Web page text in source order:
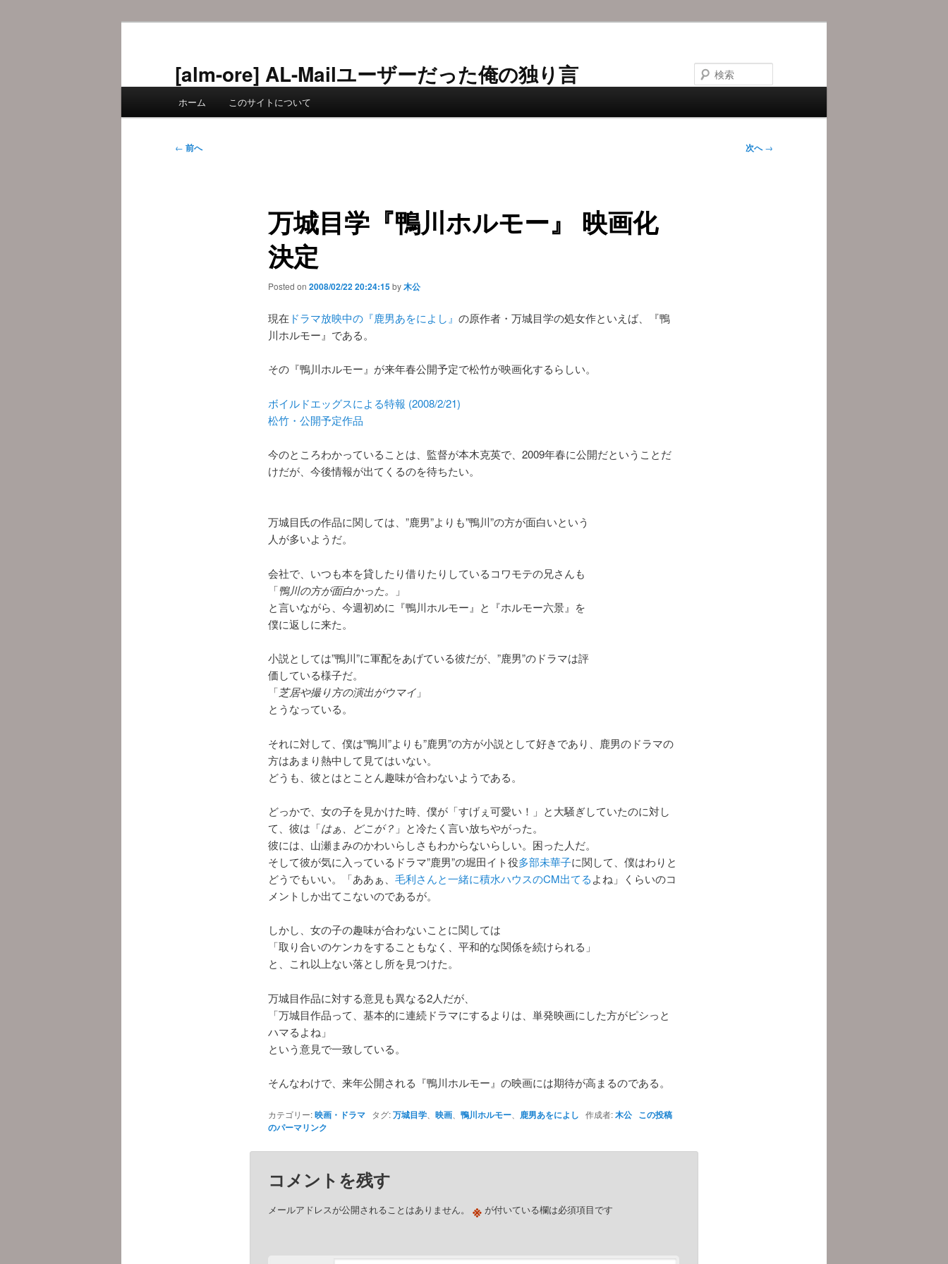
[alm-ore] AL-Mailユーザーだった俺の独り言
索
ホーム このサイトについて
投
← 前へ 次へ→
万城目学『鴨川ホルモー』 映画化
決定
Posted on 2008/02/22 20:24:15by木公
現在 ドラマ放映中の『鹿男あをによし』 の原作者・万城目学の処女作といえば、『鴨
川ホルモー』である。
その『鴨川ホルモー』が来年春公開予定で松竹が映画化するらしい。
ボイルドエッグスによる特報 (2008/2/21)
松竹・公開予定作品
今のところわかっていることは、監督が本木克英で、2009年春に公開だということだ
けだが、今後情報が出てくるのを待ちたい。
万城目氏の作品に関しては、”鹿男”よりも”鴨川”の方が面白いという
人が多いようだ。
会社で、いつも本を貸したり借りたりしているコワモテの兄さんも
「鴨川の方が面白かった。
」
と言いながら、今週初めに『鴨川ホルモー』と『ホルモー六景』を
僕に返しに来た。
小説としては”鴨川”に軍配をあげている彼だが、”鹿男”のドラマは評
価している様子だ。
「芝居や撮り方の演出がウマイ」
とうなっている。
それに対して、僕は”鴨川”よりも”鹿男”の方が小説として好きであり、鹿男のドラマの
方はあまり熱中して見てはいない。
どうも、彼とはとことん趣味が合わないようである。
どっかで、女の子を見かけた時、僕が「すげぇ可愛い！」と大騒ぎしていたのに対し
て、彼は「はぁ、どこが？ 」と冷たく言い放ちやがった。
彼には、山瀬まみのかわいらしさもわからないらしい。困った人だ。
そして彼が気に入っているドラマ”鹿男”の堀田イト役多部未華子に関して、僕はわりと
どうでもいい。「ああぁ、 毛利さんと一緒に積水ハウスのCM出てるよね」くらいのコ
メントしか出てこないのであるが。
しかし、女の子の趣味が合わないことに関しては
「取り合いのケンカをすることもなく、平和的な関係を続けられる」
と、これ以上ない落とし所を見つけた。
万城目作品に対する意見も異なる2人だが、
「万城目作品って、基本的に連続ドラマにするよりは、単発映画にした方がピシっと
ハマるよね」
という意見で一致している。
そんなわけで、来年公開される『鴨川ホルモー』の映画には期待が高まるのである。
カテゴリー:映画・ドラマタグ:万城目学、 映画、 鴨川ホルモー、 鹿男あをによし 作成者:木公 この投稿
のパーマリンク
コメントを残す
メールアドレスが公開されることはありません。 ※が付いている欄は必須項目です